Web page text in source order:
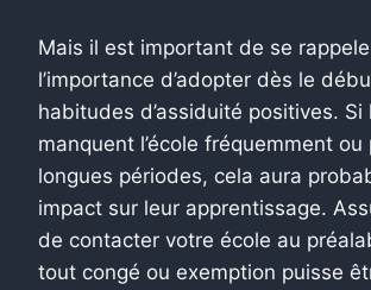
Mais il est important de se
l’importance d’adopter dès le
habitudes d’assiduité positives. Si
manquent l’école fréquemment
longues périodes, cela aura
impact sur leur apprentissage.
de contacter votre école au
tout congé ou exemption puisse